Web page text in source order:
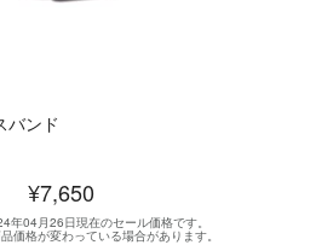
バンド
¥7,650
年04月26日現在のセール価格です。
価格が変わっている場合があります。